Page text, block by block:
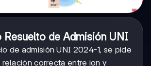
Resuelto de Admisión UNI
de admisión UNI 2024-1, se pide
relación correcta entre ion y